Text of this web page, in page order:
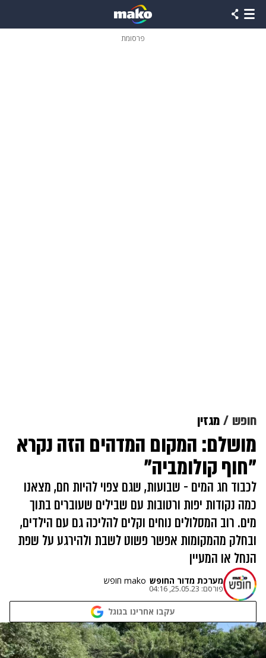
פרסומת
חופש מגזין
מושלם: המקום המדהים הזה נקרא
"חוף קולומביה"
לכבוד חג המים - שבועות, שגם צפוי להיות חם, מצאנו
כמה נקודות יפות ורטובות עם שבילים שעוברים בתוך
מים. רוב המסלולים נוחים וקלים להליכה גם עם הילדים,
ובחלק מהמקומות אפשר פשוט לשבת ולהירגע על שפת
הנחל או המעיין
מערכת מדור החופש mako חופש
פורסם: 25.05.23, 04:16
עקבו אחרינו בגוגל